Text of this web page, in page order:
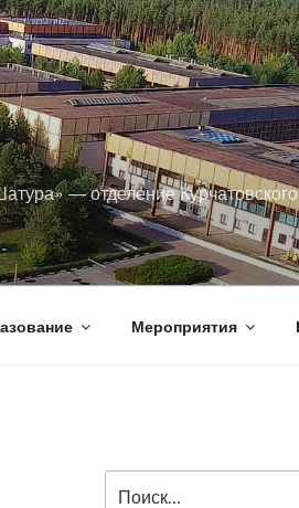
— отделение
Мероприятия